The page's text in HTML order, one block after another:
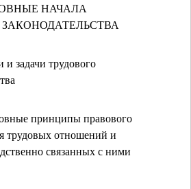
НАЧАЛА
и задачи трудового
принципы правового
трудовых отношений и
связанных с ними